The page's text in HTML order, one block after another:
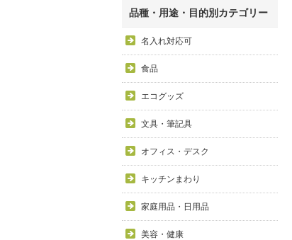
品種・用途・目的別カテゴリー
名入れ対応可
食品
エコグッズ
文具・筆記具
オフィス・デスク
キッチンまわり
家庭用品・日用品
美容・健康